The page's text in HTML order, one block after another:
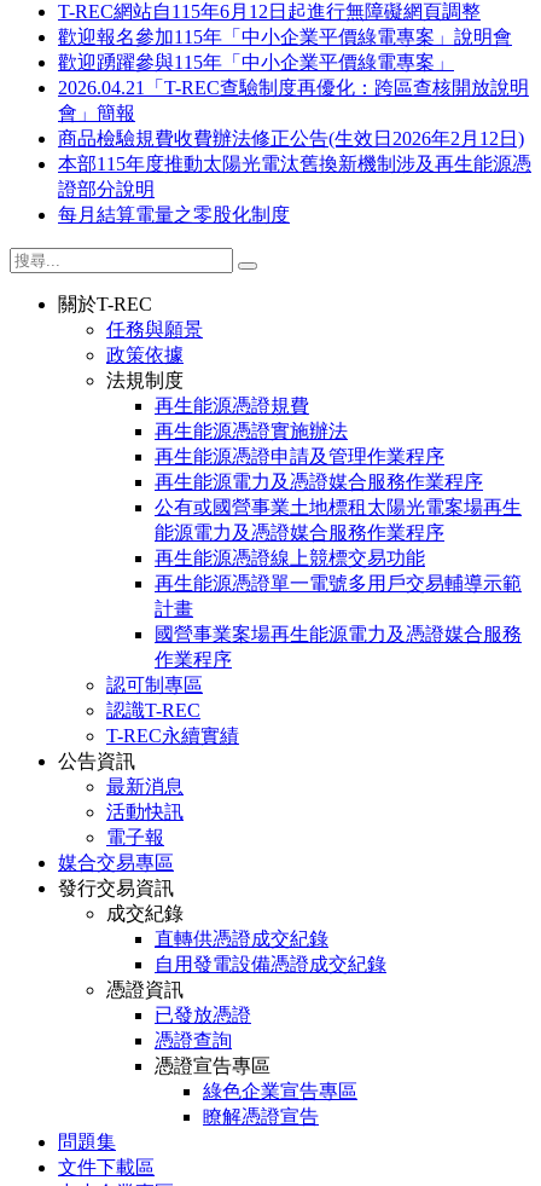
T-REC網站自115年6月12日起進行無障礙網頁調整
歡迎報名參加115年「中小企業平價綠電專案」說明會
歡迎踴躍參與115年「中小企業平價綠電專案」
2026.04.21「T-REC查驗制度再優化：跨區查核開放說明
會」簡報
商品檢驗規費收費辦法修正公告(生效日2026年2月12日)
本部115年度推動太陽光電汰舊換新機制涉及再生能源憑
證部分說明
每月結算電量之零股化制度
關於T-REC
任務與願景
政策依據
法規制度
再生能源憑證規費
再生能源憑證實施辦法
再生能源憑證申請及管理作業程序
再生能源電力及憑證媒合服務作業程序
公有或國營事業土地標租太陽光電案場再生
能源電力及憑證媒合服務作業程序
再生能源憑證線上競標交易功能
再生能源憑證單一電號多用戶交易輔導示範
計畫
國營事業案場再生能源電力及憑證媒合服務
作業程序
認可制專區
認識T-REC
T-REC永續實績
公告資訊
最新消息
活動快訊
電子報
媒合交易專區
發行交易資訊
成交紀錄
直轉供憑證成交紀錄
自用發電設備憑證成交紀錄
憑證資訊
已發放憑證
憑證查詢
憑證宣告專區
綠色企業宣告專區
瞭解憑證宣告
問題集
文件下載區